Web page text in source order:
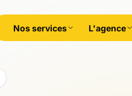
Nos services L'agence